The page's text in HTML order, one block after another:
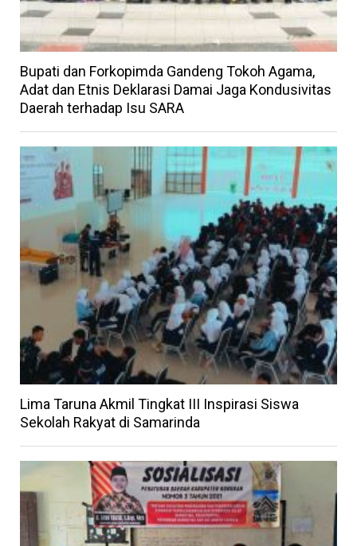
Bupati dan Forkopimda Gandeng Tokoh Agama,
Adat dan Etnis Deklarasi Damai Jaga Kondusivitas
Daerah terhadap Isu SARA
Lima Taruna Akmil Tingkat III Inspirasi Siswa
Sekolah Rakyat di Samarinda